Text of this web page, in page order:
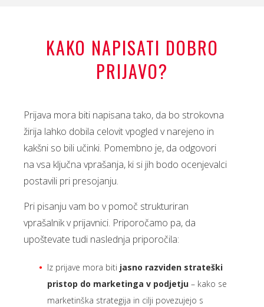
KAKO NAPISATI DOBRO
PRIJAVO?
Prijava mora biti napisana tako, da bo strokovna
žirija lahko dobila celovit vpogled v narejeno in
kakšni so bili učinki. Pomembno je, da odgovori
na vsa ključna vprašanja, ki si jih bodo ocenjevalci
postavili pri presojanju.
Pri pisanju vam bo v pomoč strukturiran
vprašalnik v prijavnici. Priporočamo pa, da
upoštevate tudi naslednja priporočila:
Iz prijave mora biti jasno razviden strateški
pristop do marketinga v podjetju – kako se
marketinška strategija in cilji povezujejo s